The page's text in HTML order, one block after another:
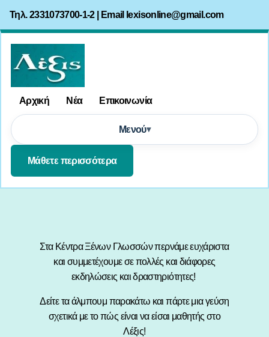
Τηλ. 2331073700-1-2 | Email lexisonline@gmail.com
Αρχική Νέα Επικοινωνία
Μενού
Μάθετε περισσότερα
Στα Κέντρα Ξένων Γλωσσών περνάμε ευχάριστα
και συμμετέχουμε σε πολλές και διάφορες
εκδηλώσεις και δραστηριότητες!
Δείτε τα άλμπουμ παρακάτω και πάρτε μια γεύση
σχετικά με το πώς είναι να είσαι μαθητής στο
Λέξις!